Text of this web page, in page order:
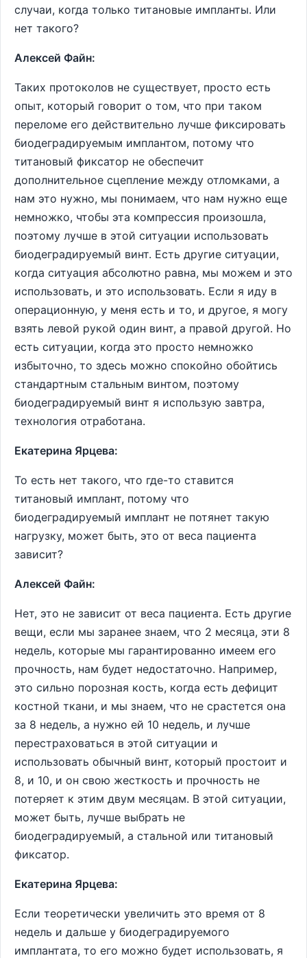
случаи, когда только титановые импланты. Или
нет такого?
Алексей Файн:
Таких протоколов не существует, просто есть
опыт, который говорит о том, что при таком
переломе его действительно лучше фиксировать
биодеградируемым имплантом, потому что
титановый фиксатор не обеспечит
дополнительное сцепление между отломками, а
нам это нужно, мы понимаем, что нам нужно еще
немножко, чтобы эта компрессия произошла,
поэтому лучше в этой ситуации использовать
биодеградируемый винт. Есть другие ситуации,
когда ситуация абсолютно равна, мы можем и это
использовать, и это использовать. Если я иду в
операционную, у меня есть и то, и другое, я могу
взять левой рукой один винт, а правой другой. Но
есть ситуации, когда это просто немножко
избыточно, то здесь можно спокойно обойтись
стандартным стальным винтом, поэтому
биодеградируемый винт я использую завтра,
технология отработана.
Екатерина Ярцева:
То есть нет такого, что где-то ставится
титановый имплант, потому что
биодеградируемый имплант не потянет такую
нагрузку, может быть, это от веса пациента
зависит?
Алексей Файн:
Нет, это не зависит от веса пациента. Есть другие
вещи, если мы заранее знаем, что 2 месяца, эти 8
недель, которые мы гарантированно имеем его
прочность, нам будет недостаточно. Например,
это сильно порозная кость, когда есть дефицит
костной ткани, и мы знаем, что не срастется она
за 8 недель, а нужно ей 10 недель, и лучше
перестраховаться в этой ситуации и
использовать обычный винт, который простоит и
8, и 10, и он свою жесткость и прочность не
потеряет к этим двум месяцам. В этой ситуации,
может быть, лучше выбрать не
биодеградируемый, а стальной или титановый
фиксатор.
Екатерина Ярцева:
Если теоретически увеличить это время от 8
недель и дальше у биодеградируемого
имплантата, то его можно будет использовать, я